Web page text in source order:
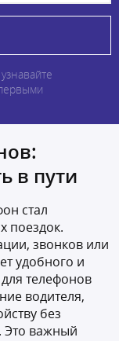
в пути
стал
поездок.
звонков или
удобного и
телефонов
водителя,
без
Это важный